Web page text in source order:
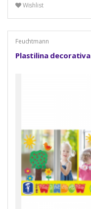
Wishlist
Feuchtmann
Plastilina